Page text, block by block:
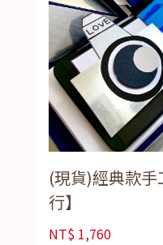
(現貨)經典款
行】
NT$ 1,760